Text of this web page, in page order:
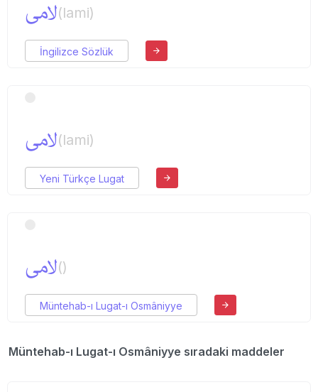
لامی(lami)
İngilizce Sözlük
لامی(lami)
Yeni Türkçe Lugat
لامی()
Müntehab-ı Lugat-ı Osmâniyye
Müntehab-ı Lugat-ı Osmâniyye sıradaki maddeler